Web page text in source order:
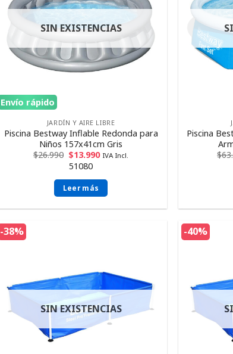
Envío rápido
SIN EXISTENCIAS
JARDÍN Y AIRE LIBRE
Piscina Bestway Inflable Redonda para
Niños 157x41cm Gris
$26.990 $13.990 IVA Incl.
51080
Leer más
Piscina
$
-38%
SIN EXISTENCIAS
-40%